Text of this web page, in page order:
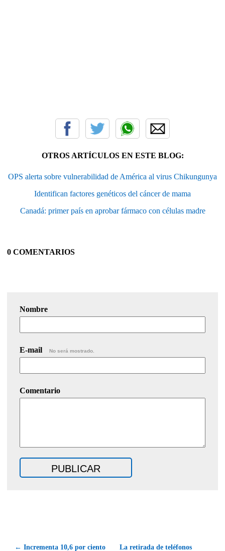
OTROS ARTÍCULOS EN ESTE BLOG:
OPS alerta sobre vulnerabilidad de América al virus Chikungunya
Identifican factores genéticos del cáncer de mama
Canadá: primer país en aprobar fármaco con células madre
0 COMENTARIOS
Nombre
E-mail No será mostrado.
Comentario
← Incrementa 10,6 por ciento La retirada de teléfonos